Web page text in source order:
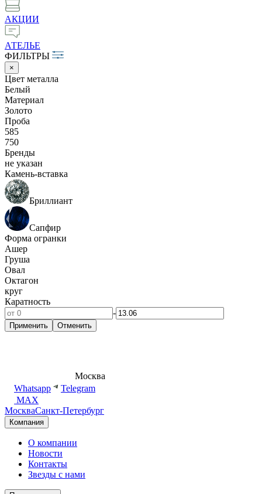
АКЦИИ
АТЕЛЬЕ
ФИЛЬТРЫ
×
Цвет металла
Белый
Материал
Золото
Проба
585
750
Бренды
не указан
Камень-вставка
Бриллиант
Сапфир
Форма огранки
Ашер
Груша
Овал
Октагон
круг
Каратность
-
Применить Отменить
Москва
Whatsapp
Telegram
MAX
МоскваСанкт-Петербург
Компания
О компании
Новости
Контакты
Звезды с нами